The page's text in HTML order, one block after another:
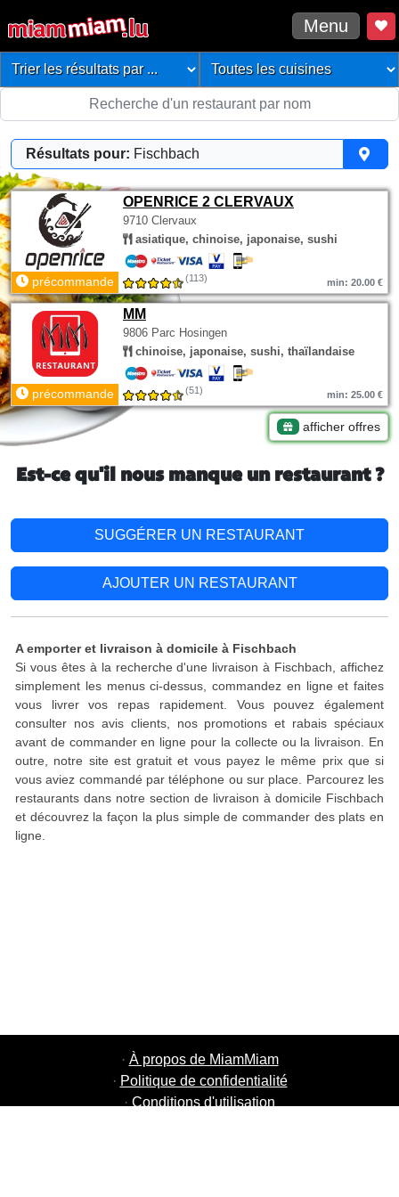
Menu
Résultats pour: Fischbach
OPENRICE 2 CLERVAUX
9710 Clervaux
asiatique, chinoise, japonaise, sushi
précommande (113) min: 20.00 €
MM
9806 Parc Hosingen
chinoise, japonaise, sushi, thaïlandaise
précommande (51) min: 25.00 €
afficher offres
Est-ce qu'il nous manque un restaurant ?
SUGGÉRER UN RESTAURANT
AJOUTER UN RESTAURANT
A emporter et livraison à domicile à Fischbach
Si vous êtes à la recherche d'une livraison à Fischbach, affichez
simplement les menus ci-dessus, commandez en ligne et faites
vous livrer vos repas rapidement. Vous pouvez également
consulter nos avis clients, nos promotions et rabais spéciaux
avant de commander en ligne pour la collecte ou la livraison. En
outre, notre site est gratuit et vous payez le même prix que si
vous aviez commandé par téléphone ou sur place. Parcourez les
restaurants dans notre section de livraison à domicile Fischbach
et découvrez la façon la plus simple de commander des plats en
ligne.
· À propos de MiamMiam
· Politique de confidentialité
· Conditions d'utilisation